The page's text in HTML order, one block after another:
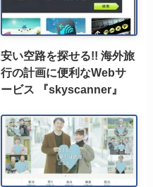
安い空路を探せる!! 海外旅
行の計画に便利なWebサ
ービス 『skyscanner』